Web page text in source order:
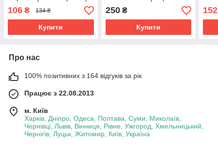
Мейсон Марджела
Репліка бай зе
Фаерплейс) 40 мл ОПТ
106 ₴ 134 ₴
Купити
Кривеллі Гібіскус
Махаджад) 40 мл
250₴
Купити
540
40
152
Про нас
100% позитивних з 164 відгуків за рік
Працює з 22.08.2013
м. Київ
Харків, Дніпро, Одеса, Полтава, Суми, Миколаїв,
Чернівці, Львів, Вінниця, Рівне, Ужгород, Хмельницький,
Чернігів, Луцьк, Житомир, Київ, Україна